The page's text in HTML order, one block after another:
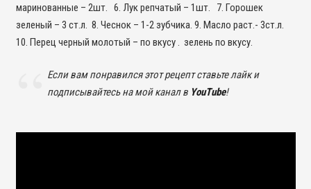
маринованные – 2шт. 6. Лук репчатый – 1шт. 7. Горошек
зеленый – 3 ст.л. 8. Чеснок – 1-2 зубчика. 9. Масло раст.- 3ст.л.
10. Перец черный молотый – по вкусу . зелень по вкусу.
Если вам понравился этот рецепт ставьте лайк и
подписывайтесь на мой канал в YouTube!